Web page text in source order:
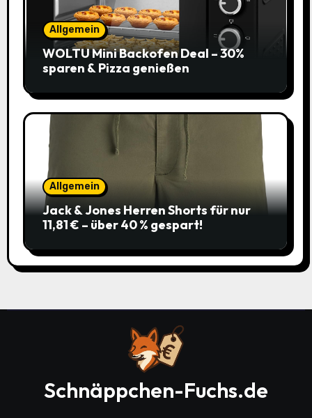
Allgemein
WOLTU Mini Backofen Deal – 30%
sparen & Pizza genießen
Allgemein
Jack & Jones Herren Shorts für nur
11,81 € – über 40 % gespart!
Schnäppchen-Fuchs.de